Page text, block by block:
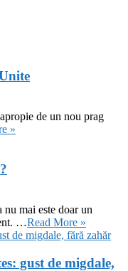
de un nou prag
»
mai este doar un
…Read More »
gust de migdale,